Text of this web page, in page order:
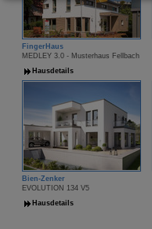
FingerHaus
MEDLEY 3.0 - Musterhaus Fellbach
Hausdetails
Bien-Zenker
EVOLUTION 134 V5
Hausdetails